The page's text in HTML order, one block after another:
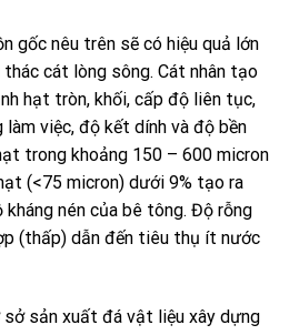
gốc nêu trên sẽ có hiệu quả lớn
thác cát lòng sông. Cát nhân tạo
hạt tròn, khối, cấp độ liên tục,
việc, độ kết dính và độ bền
trong khoảng 150 – 600 micron
(<75 micron) dưới 9% tạo ra
nén của bê tông. Độ rỗng
(thấp) dẫn đến tiêu thụ ít nước
sở sản xuất đá vật liệu xây dựng